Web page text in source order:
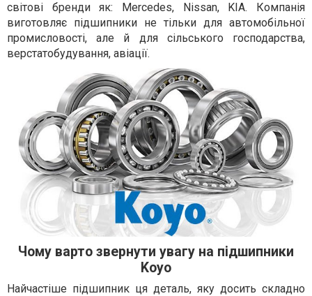
світові бренди як: Mercedes, Nissan, KIA. Компанія
виготовляє підшипники не тільки для автомобільної
промисловості, але й для сільського господарства,
верстатобудування, авіації.
Чому варто звернути увагу на підшипники
Koyo
Найчастіше підшипник ця деталь, яку досить складно